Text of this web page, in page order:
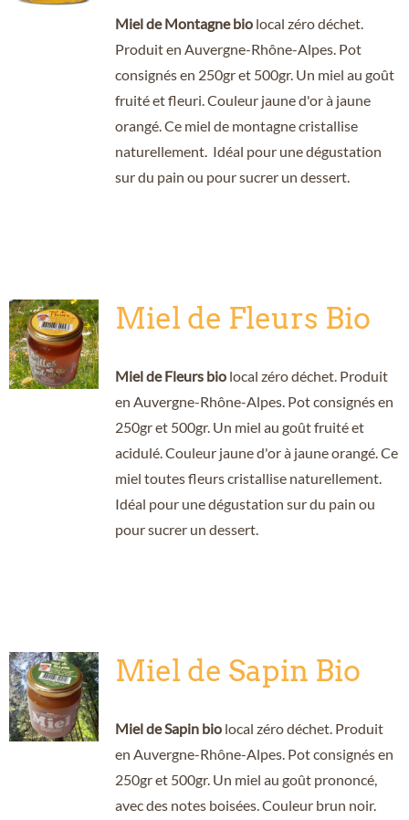
Miel de Montagne biolocal zéro déchet.
Produit en Auvergne-Rhône-Alpes. Pot
consignés en 250gr et 500gr. Un miel au goût
fruité et fleuri. Couleur jaune d'or à jaune
orangé. Ce miel de montagne cristallise
naturellement. Idéal pour une dégustation
sur du pain ou pour sucrer un dessert.
Miel de Fleurs Bio
Miel de Fleurs biolocal zéro déchet. Produit
en Auvergne-Rhône-Alpes. Pot consignés en
250gr et 500gr. Un miel au goût fruité et
acidulé. Couleur jaune d'or à jaune orangé. Ce
miel toutes fleurs cristallise naturellement.
Idéal pour une dégustation sur du pain ou
pour sucrer un dessert.
Miel de Sapin Bio
Miel de Sapin biolocal zéro déchet. Produit
en Auvergne-Rhône-Alpes. Pot consignés en
250gr et 500gr. Un miel au goût prononcé,
avec des notes boisées. Couleur brun noir.